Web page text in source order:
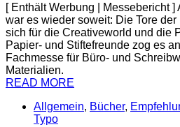
[ Enthält Werbung | Messebericht
war es wieder soweit: Die Tore
sich für die Creativeworld und die
Papier- und Stiftefreunde zog es
Fachmesse für Büro- und
Materialien.
READ MORE
Allgemein, Bücher,
Typo